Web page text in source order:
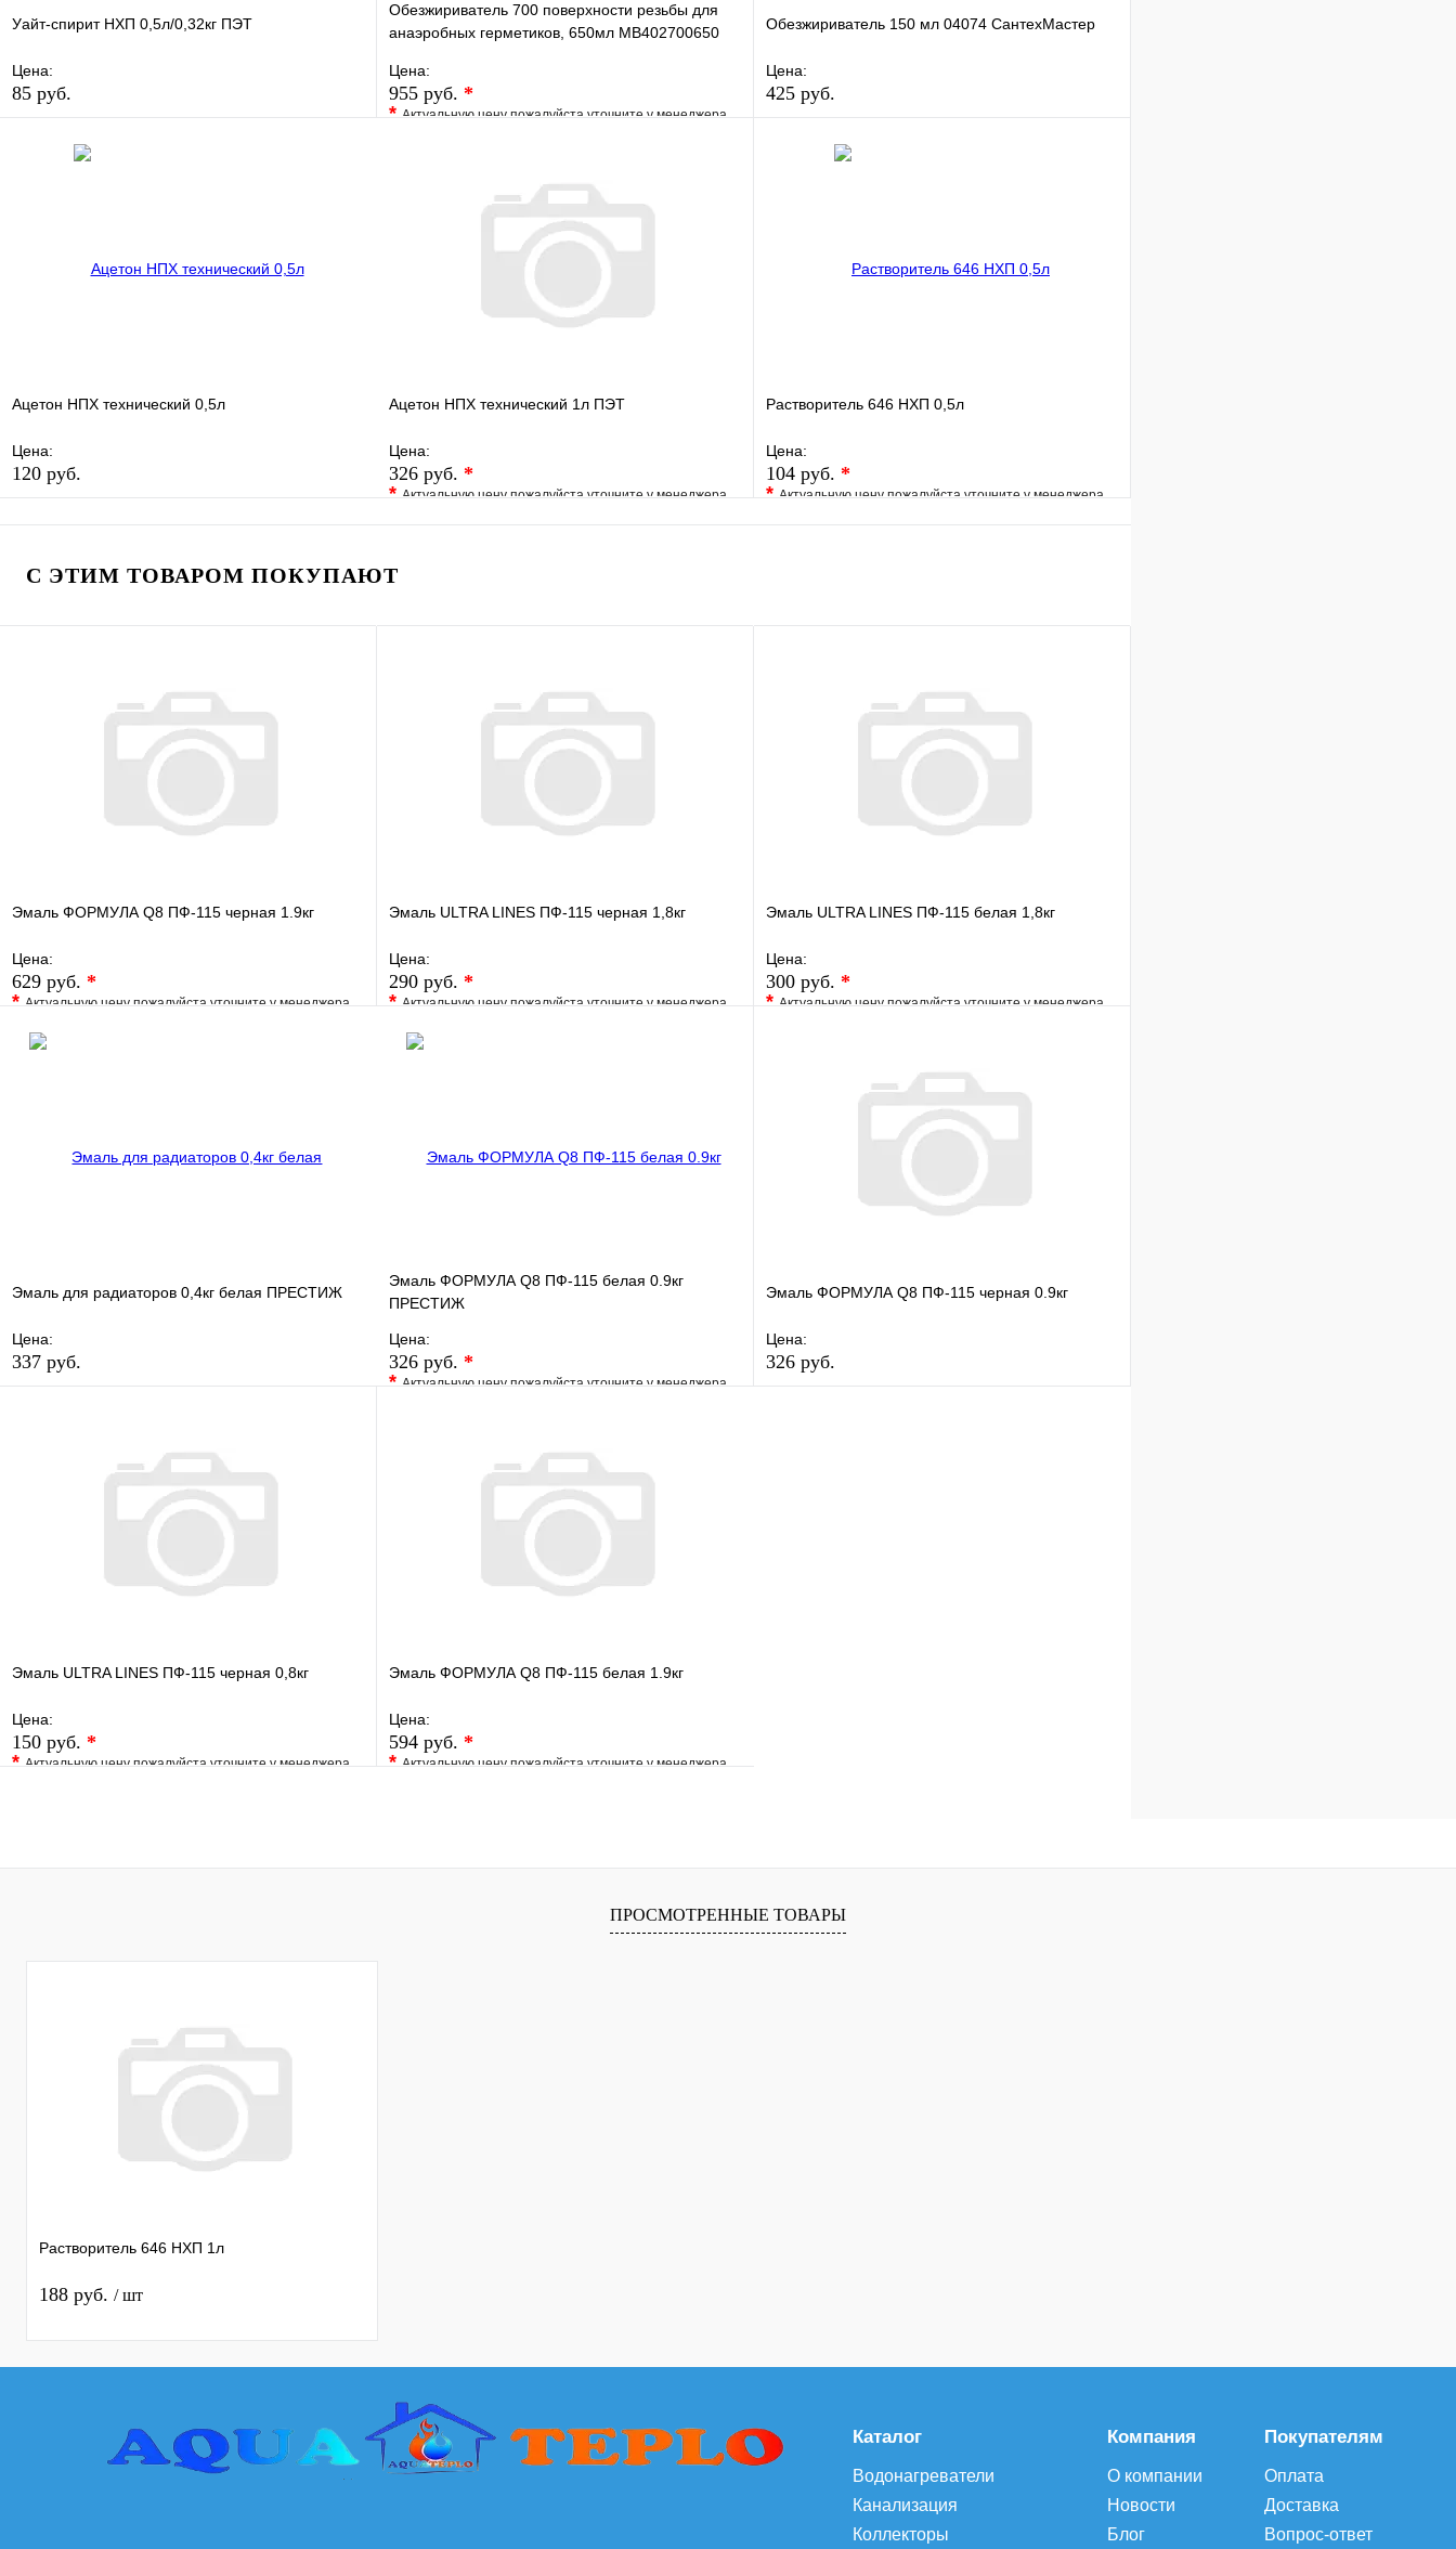
Уайт-спирит НХП 0,5л/0,32кг ПЭТ
Цена:
85 руб.
Купить в 1 клик
Обезжириватель 700 поверхности резьбы для
анаэробных герметиков, 650мл MB402700650
Цена:
955 руб. *
*Актуальную цену пожалуйста уточните у менеджера
В корзину
Обезжириватель 150 мл 04074 СантехМастер
Цена:
425 руб.
Купить в 1 клик
Ацетон НПХ технический 0,5л
Цена:
120 руб.
Ацетон НПХ технический 1л ПЭТ
Цена:
326 руб. *
*Актуальную цену пожалуйста уточните у менеджера
В избранное Сравнение
В корзину
Растворитель 646 НХП 0,5л
Цена:
104 руб. *
*Актуальную цену пожалуйста уточните у менеджера
В избранное Сравнение
В корзину
С ЭТИМ ТОВАРОМ ПОКУПАЮТ
Эмаль ФОРМУЛА Q8 ПФ-115 черная 1.9кг
Цена:
629 руб. *
*Актуальную цену пожалуйста уточните у менеджера
В избранное
Эмаль ULTRA LINES ПФ-115 черная 1,8кг
Цена:
290 руб. *
*Актуальную цену пожалуйста уточните у менеджера
В избранное
Эмаль ULTRA LINES ПФ-115 белая 1,8кг
Цена:
300 руб. *
*Актуальную цену пожалуйста уточните у менеджера
В корзину
Эмаль для радиаторов 0,4кг белая ПРЕСТИЖ
Цена:
337 руб.
В корзину
Эмаль ФОРМУЛА Q8 ПФ-115 белая 0.9кг
ПРЕСТИЖ
Цена:
326 руб. *
*Актуальную цену пожалуйста уточните у менеджера
В корзину
Эмаль ФОРМУЛА Q8 ПФ-115 черная 0.9кг
Цена:
326 руб.
Эмаль ULTRA LINES ПФ-115 черная 0,8кг
Цена:
150 руб. *
*Актуальную цену пожалуйста уточните у менеджера
Эмаль ФОРМУЛА Q8 ПФ-115 белая 1.9кг
Цена:
594 руб. *
*Актуальную цену пожалуйста уточните у менеджера
ПРОСМОТРЕННЫЕ ТОВАРЫ
Растворитель 646 НХП 1л
188 руб. / шт
Каталог
Водонагреватели
Канализация
Коллекторы
Компания
О компании
Новости
Блог
Покупателям
Оплата
Доставка
Вопрос-ответ